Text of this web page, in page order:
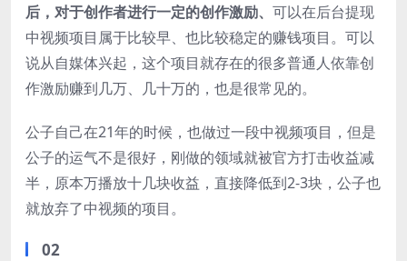
后，对于创作者进行一定的创作激励、 可以在后台提现
中视频项目属于比较早、也比较稳定的赚钱项目。可以
说从自媒体兴起，这个项目就存在的很多普通人依靠创
作激励赚到几万、几十万的，也是很常见的。
公子自己在21年的时候，也做过一段中视频项目，但是
公子的运气不是很好，刚做的领域就被官方打击收益减
半，原本万播放十几块收益，直接降低到2-3块，公子也
就放弃了中视频的项目。
02